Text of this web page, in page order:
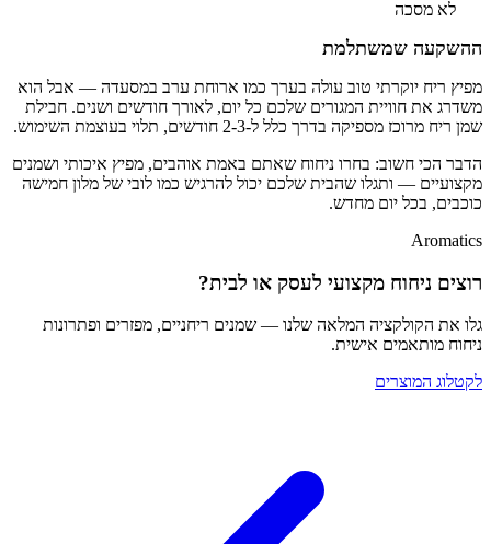
לא מסכה
ההשקעה שמשתלמת
מפיץ ריח יוקרתי טוב עולה בערך כמו ארוחת ערב במסעדה — אבל הוא
משדרג את חוויית המגורים שלכם כל יום, לאורך חודשים ושנים. חבילת
שמן ריח מרוכז מספיקה בדרך כלל ל-2-3 חודשים, תלוי בעוצמת השימוש.
הדבר הכי חשוב: בחרו ניחוח שאתם באמת אוהבים, מפיץ איכותי ושמנים
מקצועיים — ותגלו שהבית שלכם יכול להרגיש כמו לובי של מלון חמישה
כוכבים, בכל יום מחדש.
Aromatics
רוצים ניחוח מקצועי לעסק או לבית?
גלו את הקולקציה המלאה שלנו — שמנים ריחניים, מפזרים ופתרונות
ניחוח מותאמים אישית.
לקטלוג המוצרים